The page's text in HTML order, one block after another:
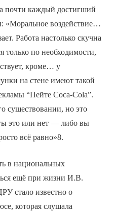
почти каждый достигший
«Моральное воздействие…
Работа настолько скучна
только по необходимости,
кроме… у
на стене имеют такой
“Пейте Coca-Cola”.
существовании, но это
это или нет — либо вы
всё равно»8.
в национальных
ещё при жизни И.В.
стало известно о
которая слушала